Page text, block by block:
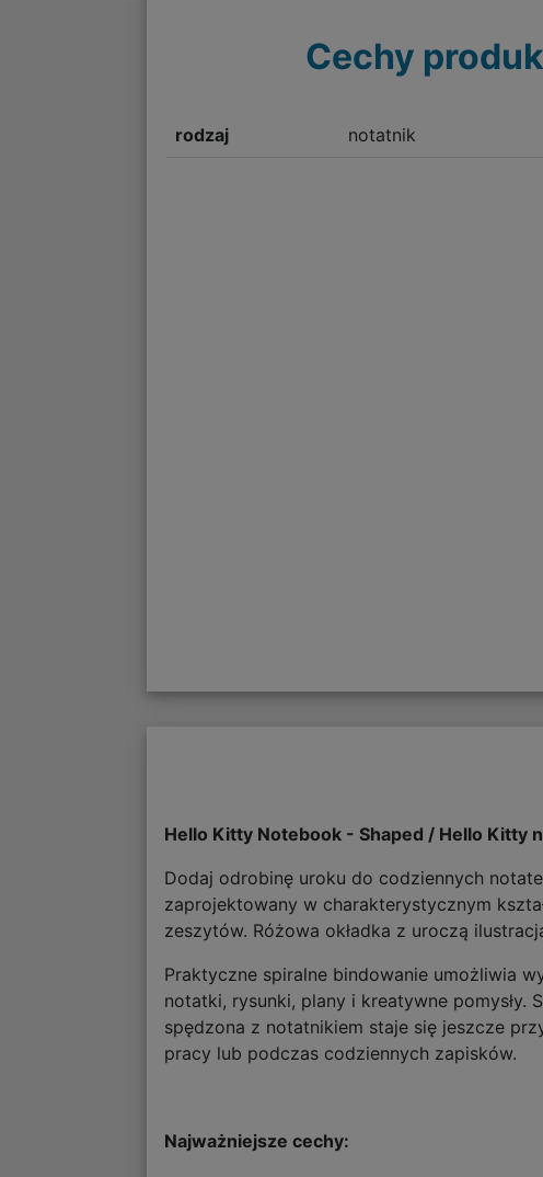
Cechy
rodzaj notatnik
Hello Kitty Notebook - Shaped / Hello Kitty
Dodaj odrobinę uroku do codziennych
zaprojektowany w charakterystycznym
zeszytów. Różowa okładka z uroczą
Praktyczne spiralne bindowanie umożliwia
notatki, rysunki, plany i kreatywne
spędzona z notatnikiem staje się jeszcze
pracy lub podczas codziennych zapisków.
Najważniejsze cechy: